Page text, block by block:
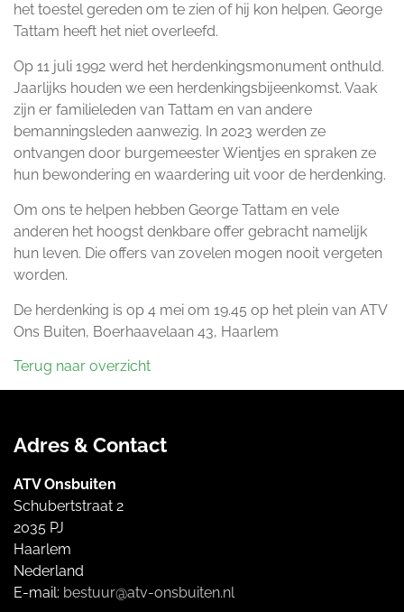
het toestel gereden om te zien of hij kon helpen. George
Tattam heeft het niet overleefd.
Op 11 juli 1992 werd het herdenkingsmonument onthuld.
Jaarlijks houden we een herdenkingsbijeenkomst. Vaak
zijn er familieleden van Tattam en van andere
bemanningsleden aanwezig. In 2023 werden ze
ontvangen door burgemeester Wientjes en spraken ze
hun bewondering en waardering uit voor de herdenking.
Om ons te helpen hebben George Tattam en vele
anderen het hoogst denkbare offer gebracht namelijk
hun leven. Die offers van zovelen mogen nooit vergeten
worden.
De herdenking is op 4 mei om 19.45 op het plein van ATV
Ons Buiten, Boerhaavelaan 43, Haarlem
Terug naar overzicht
Adres & Contact
ATV Onsbuiten
Schubertstraat 2
2035 PJ
Haarlem
Nederland
E-mail: bestuur@atv-onsbuiten.nl